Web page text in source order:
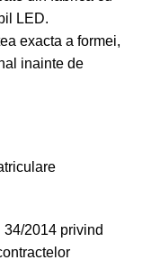
LED.
exacta a formei,
inainte de
34/2014 privind